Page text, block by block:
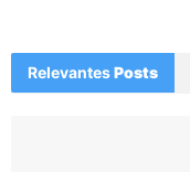
RelevantesPosts